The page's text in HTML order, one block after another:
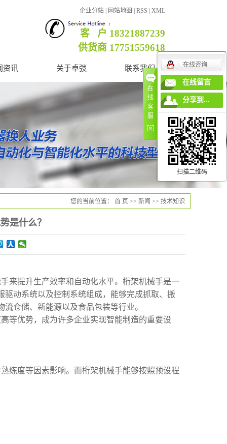
企业分站 网站地图 RSS XML
客 户 18321887239
供货商 17751559618
资讯 关于卓弢
公司简介
营业执照
联系我们
联系我们
您的当前位置： 首 页 >> 新闻 >> 技术知识
是什么？
来提升生产效率和自动化水平。桁架机械手是一
动系统以及控制系统组成，能够完成抓取、搬
仓储、新能源以及食品包装等行业。
等优势，成为许多企业实现智能制造的重要设
练度等因素影响。而桁架机械手能够按照预设程
在
线
客
服
在线咨询
在线留言
分享到...
扫描二维码